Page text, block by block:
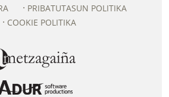
PRIBATUTASUN POLITIKA
COOKIE POLITIKA